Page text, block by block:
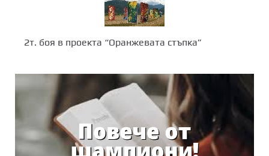
2т. боя в проекта “Оранжевата стъпка”